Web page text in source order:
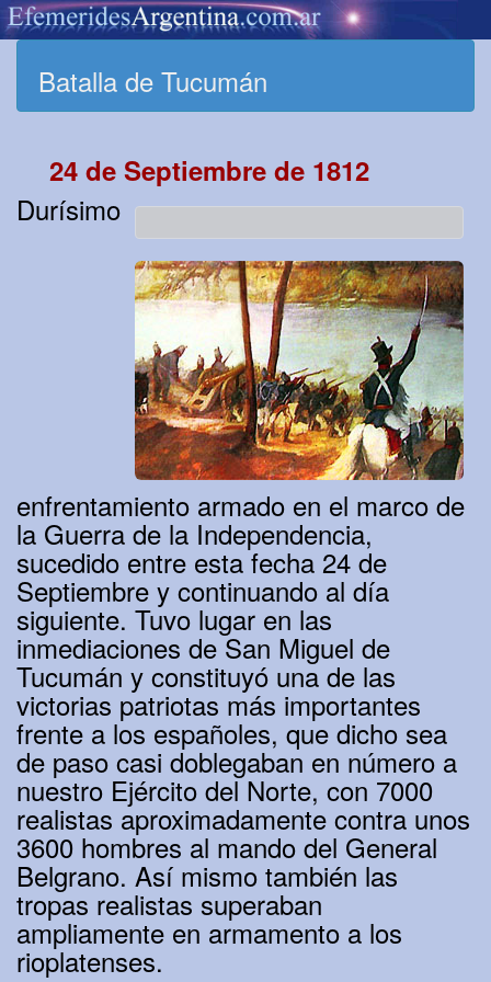
Batalla de Tucumán
24 de Septiembre de 1812
Durísimo
enfrentamiento armado en el marco de
la Guerra de la Independencia,
sucedido entre esta fecha 24 de
Septiembre y continuando al día
siguiente. Tuvo lugar en las
inmediaciones de San Miguel de
Tucumán y constituyó una de las
victorias patriotas más importantes
frente a los españoles, que dicho sea
de paso casi doblegaban en número a
nuestro Ejército del Norte, con 7000
realistas aproximadamente contra unos
3600 hombres al mando del General
Belgrano. Así mismo también las
tropas realistas superaban
ampliamente en armamento a los
rioplatenses.